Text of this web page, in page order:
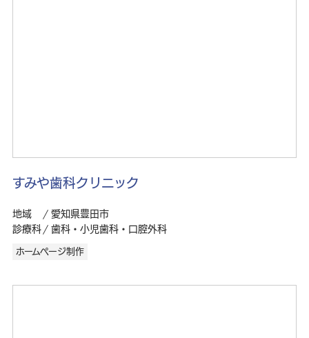
すみや歯科クリニック
地域
愛知県豊田市
診療科
歯科・小児歯科・口腔外科
ホームページ制作